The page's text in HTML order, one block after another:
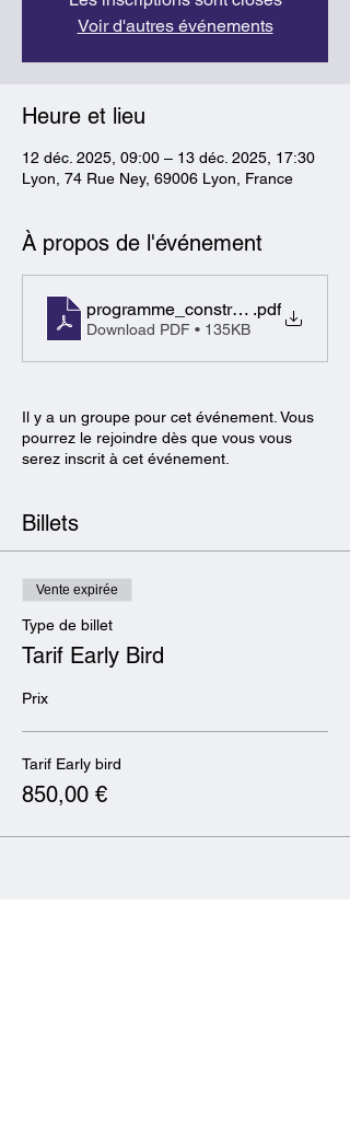
Voir d'autres événements
Heure et lieu
12 déc. 2025, 09:00 – 13 déc. 2025, 17:30
Lyon, 74 Rue Ney, 69006 Lyon, France
À propos de l'événement
programme_construire-lamiable-
.pdf
Download PDF • 135KB
Il y a un groupe pour cet événement. Vous
pourrez le rejoindre dès que vous vous
serez inscrit à cet événement.
Billets
Vente expirée
Type de billet
Tarif Early Bird
Prix
Tarif Early bird
850,00 €